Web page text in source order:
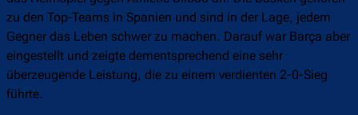
zu den Top-Teams in Spanien und sind in der Lage, jedem
Gegner das Leben schwer zu machen. Darauf war Barça aber
eingestellt und zeigte dementsprechend eine sehr
überzeugende Leistung, die zu einem verdienten 2-0-Sieg
führte.